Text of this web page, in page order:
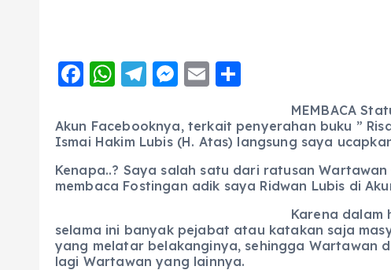
F
c
e
b
o
o
k
W
a
ts
A
p
p
T
e
g
r
a
m
M
ss
e
n
g
er
E
ai
l
a
re
MEMBACA
Akun Facebooknya, terkait penyerahan buku ”
Ismai Hakim Lubis (H. Atas) langsung saya
Kenapa..? Saya salah satu dari ratusan
membaca Fostingan adik saya Ridwan Lubis di
Karena dalam
selama ini banyak pejabat atau katakan saja
yang melatar belakanginya, sehingga Wartawan
lagi Wartawan yang lainnya.